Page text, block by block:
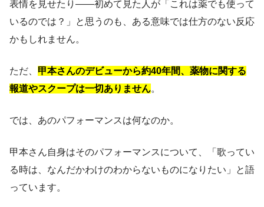
表情を見せたり——初めて見た人が「これは薬でも使って
いるのでは？」と思うのも、ある意味では仕方のない反応
かもしれません。
ただ、 甲本さんのデビューから約40年間、薬物に関する
報道やスクープは一切ありません。
では、あのパフォーマンスは何なのか。
甲本さん自身はそのパフォーマンスについて、「歌ってい
る時は、なんだかわけのわからないものになりたい」と語
っています。